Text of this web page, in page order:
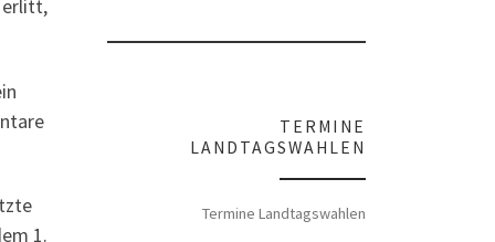
erlitt,
1.
TERMINE
LANDTAGSWAHLEN
Termine Landtagswahlen